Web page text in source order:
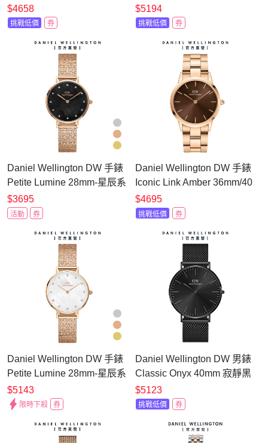
15x18mm 方糖系列金屬小
方錶(三色任選)
$4658
挑戰低價 券
15x18mm 星環珠寶式小方
錶(三色任選)
$5194
挑戰低價 券
Daniel Wellington DW 手錶
Petite Lumine 28mm-星辰系
列貝母盤麥穗鋼琴錶-星辰
黑-三色任選 DW00100591
$3695
活動 券
Daniel Wellington DW 手錶
Iconic Link Amber 36mm/40
ｍｍ琥珀棕精鋼錶
DW00100460
$4695
挑戰低價 券
Daniel Wellington DW 手錶
Petite Lumine 28mm-星辰系
列貝母盤麥穗鋼琴錶-冰川
白-三色任選 DW00100590
$5143
限時下殺 券
Daniel Wellington DW 男錶
Classic Onyx 40mm 寂靜黑
米蘭金屬錶-黑錶盤
DW00100632
$5123
挑戰低價 券